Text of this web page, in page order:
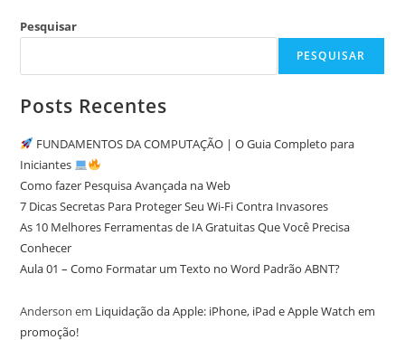
Pesquisar
PESQUISAR
Posts Recentes
FUNDAMENTOS DA COMPUTAÇÃO | O Guia Completo para
Iniciantes
Como fazer Pesquisa Avançada na Web
7 Dicas Secretas Para Proteger Seu Wi-Fi Contra Invasores
As 10 Melhores Ferramentas de IA Gratuitas Que Você Precisa
Conhecer
Aula 01 – Como Formatar um Texto no Word Padrão ABNT?
Anderson em Liquidação da Apple: iPhone, iPad e Apple Watch em
promoção!